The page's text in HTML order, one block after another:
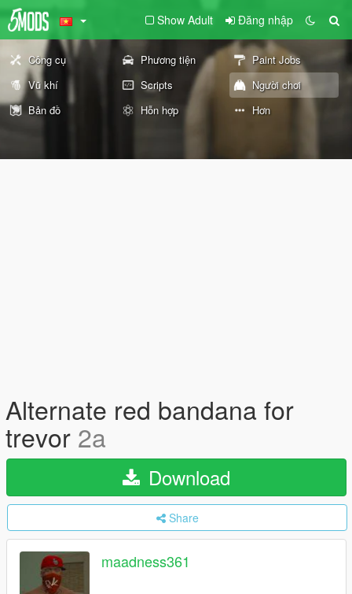
Show Adult Đăng nhập
Công cụ Phương tiện
Paint Jobs
Vũ khí
Scripts
Người chơi
Bản đồ
Hỗn hợp Hơn
Alternate red bandana for
trevor 2a
Download
Share
maadness361